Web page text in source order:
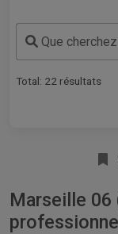
Que
Total: 22 résultats
Marseille 06